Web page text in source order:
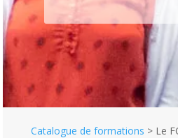
Catalogue de formations > Le